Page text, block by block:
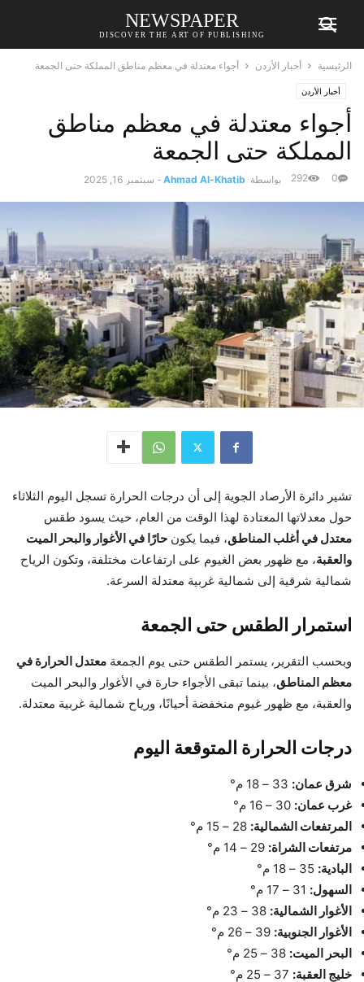
NEWSPAPER
DISCOVER THE ART OF PUBLISHING
الرئيسية أخبار الأردن أجواء معتدلة في معظم مناطق المملكة حتى الجمعة
أخبار الأردن
أجواء معتدلة في معظم مناطق
المملكة حتى الجمعة
بواسطة Ahmad Al-Khatib
- سبتمبر 16, 2025 0
292
تشير دائرة الأرصاد الجوية إلى أن درجات الحرارة تسجل اليوم الثلاثاء
حول معدلاتها المعتادة لهذا الوقت من العام، حيث يسود طقس
معتدل في أغلب المناطق، فيما يكون حارًا في الأغوار والبحر الميت
والعقبة، مع ظهور بعض الغيوم على ارتفاعات مختلفة، وتكون الرياح
شمالية شرقية إلى شمالية غربية معتدلة السرعة.
استمرار الطقس حتى الجمعة
وبحسب التقرير، يستمر الطقس حتى يوم الجمعة معتدل الحرارة في
معظم المناطق، بينما تبقى الأجواء حارة في الأغوار والبحر الميت
والعقبة، مع ظهور غيوم منخفضة أحيانًا، ورياح شمالية غربية معتدلة.
درجات الحرارة المتوقعة اليوم
شرق عمان:
غرب عمان:
المرتفعات الشمالية:
مرتفعات الشراة:
البادية:
السهول:
الأغوار الشمالية:
الأغوار الجنوبية:
البحر الميت:
خليج العقبة: